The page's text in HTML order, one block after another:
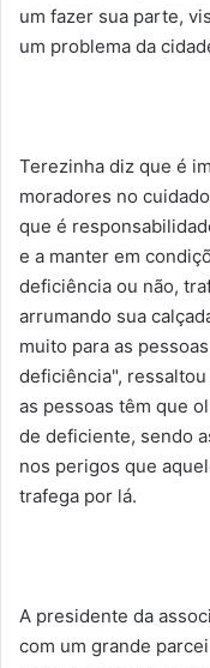
um fazer sua parte,
um problema da
Terezinha diz que é
moradores no
que é
e a manter em
deficiência ou não,
arrumando sua
muito para as
deficiência",
as pessoas têm que
de deficiente, sendo
nos perigos que
trafega por lá.
A presidente da
com um grande